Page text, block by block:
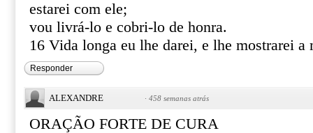
estarei com ele;
vou livrá-lo e cobri-lo de honra.
16 Vida longa eu lhe darei, e lhe mostrarei a
Responder
ALEXANDRE · 458 semanas atrás
ORAÇÃO FORTE DE CURA